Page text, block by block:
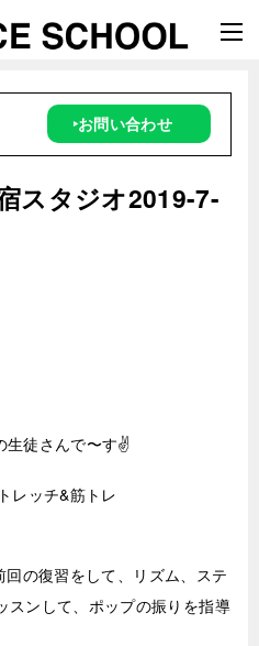
‣お問い合わせ
スタジオ2019-7-
生徒さんで〜す✌️
レッチ&筋トレ
の復習をして、リズム、ステ
スンして、ポップの振りを指導